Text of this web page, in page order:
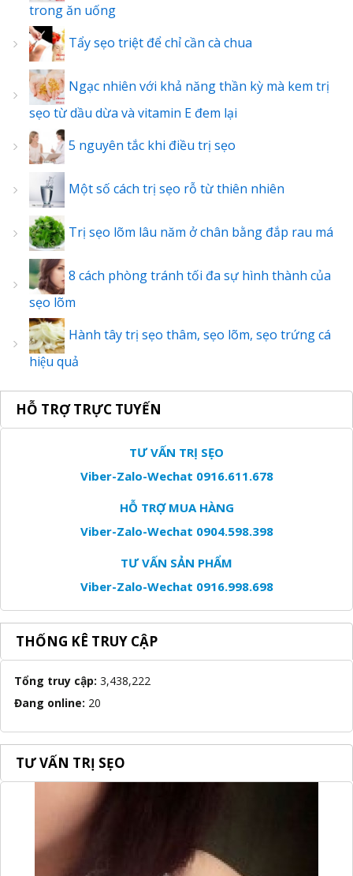
trong ăn uống
Tẩy sẹo triệt để chỉ cần cà chua
Ngạc nhiên với khả năng thần kỳ mà kem trị
sẹo từ dầu dừa và vitamin E đem lại
5 nguyên tắc khi điều trị sẹo
Một số cách trị sẹo rỗ từ thiên nhiên
Trị sẹo lõm lâu năm ở chân bằng đắp rau má
8 cách phòng tránh tối đa sự hình thành của
sẹo lõm
Hành tây trị sẹo thâm, sẹo lõm, sẹo trứng cá
hiệu quả
HỖ TRỢ TRỰC TUYẾN
TƯ VẤN TRỊ SẸO
Viber-Zalo-Wechat 0916.611.678
HỖ TRỢ MUA HÀNG
Viber-Zalo-Wechat 0904.598.398
TƯ VẤN SẢN PHẨM
Viber-Zalo-Wechat 0916.998.698
THỐNG KÊ TRUY CẬP
Tổng truy cập: 3,438,222
Đang online: 20
TƯ VẤN TRỊ SẸO